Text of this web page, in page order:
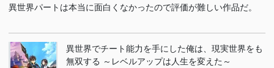
異世界パートは本当に面白くなかったので評価が難しい作品だ。
異世界でチート能力を手にした俺は、現実世界をも
無双する ～レベルアップは人生を変えた～